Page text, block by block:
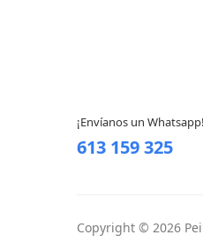
¡Envíanos un Whatsapp!
613 159 325
Copyright © 2026